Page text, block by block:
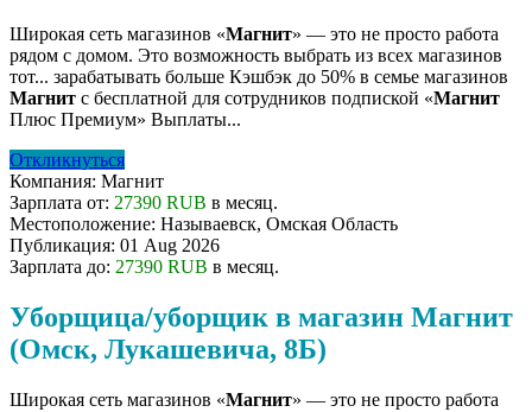
Широкая сеть магазинов «Магнит» — это не просто работа
рядом с домом. Это возможность выбрать из всех магазинов
тот... зарабатывать больше Кэшбэк до 50% в семье магазинов
Магнит с бесплатной для сотрудников подпиской «Магнит
Плюс Премиум» Выплаты...
Откликнуться
Компания: Магнит
Зарплата от: 27390 RUB в месяц.
Местоположение: Называевск, Омская Область
Публикация: 01 Aug 2026
Зарплата до: 27390 RUB в месяц.
Уборщица/уборщик в магазин Магнит
(Омск, Лукашевича, 8Б)
Широкая сеть магазинов «Магнит» — это не просто работа